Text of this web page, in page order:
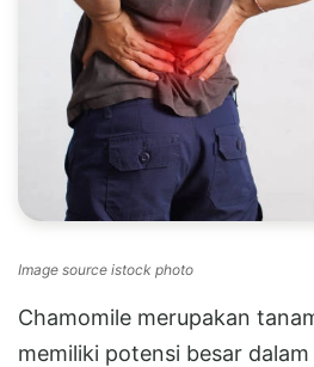
Image source istock photo
Chamomile merupakan
memiliki potensi besar